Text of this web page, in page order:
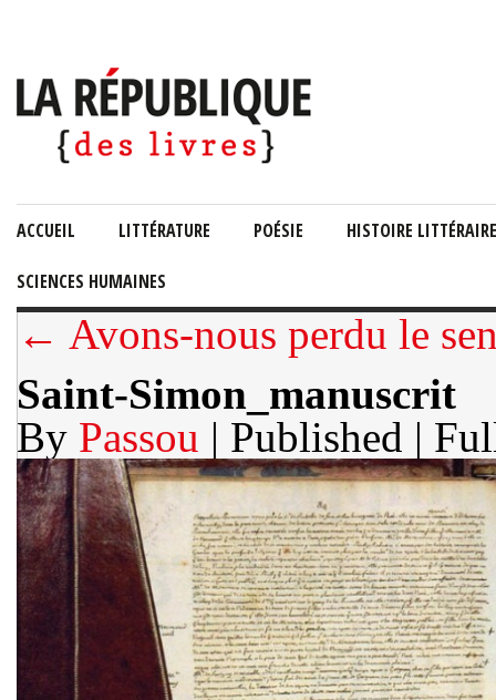
ACCUEIL LITTÉRATURE POÉSIE HISTOIRE LITTÉRAIRE
SCIENCES HUMAINES
← Avons-nous perdu le
Saint-Simon_manuscrit
By Passou | Published |